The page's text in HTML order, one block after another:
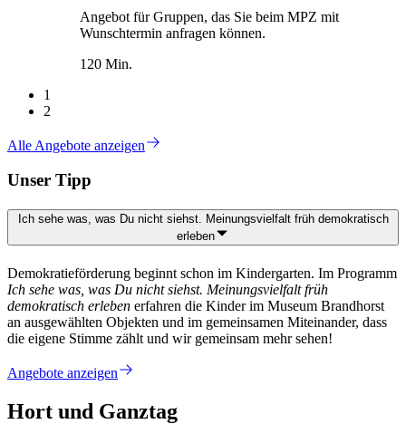
Angebot für Gruppen, das Sie beim MPZ mit
Wunschtermin anfragen können.
120 Min.
1
2
Alle Angebote anzeigen
Unser Tipp
Ich sehe was, was Du nicht siehst. Meinungsvielfalt früh demokratisch
erleben
Demokratieförderung beginnt schon im Kindergarten. Im Programm
Ich sehe was, was Du nicht siehst. Meinungsvielfalt früh
demokratisch erleben erfahren die Kinder im Museum Brandhorst
an ausgewählten Objekten und im gemeinsamen Miteinander, dass
die eigene Stimme zählt und wir gemeinsam mehr sehen!
Angebote anzeigen
Hort und Ganztag